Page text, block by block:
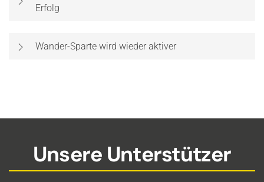
Erfolg
Wander-Sparte wird wieder aktiver
Unsere Unterstützer